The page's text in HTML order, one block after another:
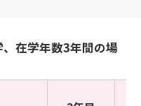
在学年数3年間の場